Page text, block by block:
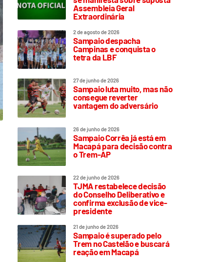
Assembleia Geral
Extraordinária
2 de agosto de 2026
Sampaio despacha
Campinas e conquista o
tetra da LBF
27 de junho de 2026
Sampaio luta muito, mas não
consegue reverter
vantagem do adversário
26 de junho de 2026
Sampaio Corrêa já está em
Macapá para decisão contra
o Trem-AP
22 de junho de 2026
TJMA restabelece decisão
do Conselho Deliberativo e
confirma exclusão de vice-
presidente
21 de junho de 2026
Sampaio é superado pelo
Trem no Castelão e buscará
reação em Macapá